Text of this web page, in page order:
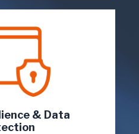
& Data
operativa de